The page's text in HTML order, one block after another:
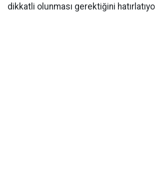
dikkatli olunması gerektiğini